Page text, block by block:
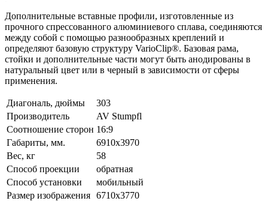
Дополнительные вставные профили, изготовленные из
прочного спрессованного алюминиевого сплава, соединяются
между собой с помощью разнообразных креплений и
определяют базовую структуру VarioClip®. Базовая рама,
стойки и дополнительные части могут быть анодированы в
натуральный цвет или в черный в зависимости от сферы
применения.
Диагональ, дюймы
303
Производитель
AV Stumpfl
Соотношение сторон 16:9
Габариты, мм.
6910x3970
Вес, кг
58
Способ проекции
обратная
Способ установки
мобильный
Размер изображения 6710x3770